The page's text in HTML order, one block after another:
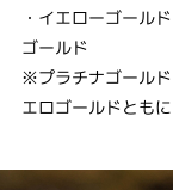
・イエローゴール
ゴールド
※プラチナゴール
エロゴールドともに